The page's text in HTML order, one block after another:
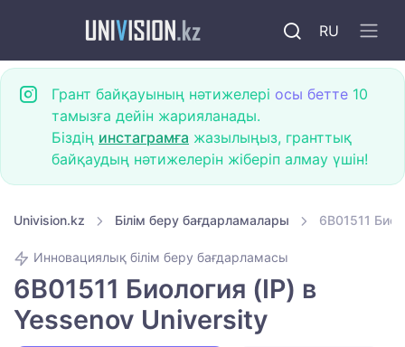
RU
Грант байқауының нәтижелері осы бетте 10
тамызға дейін жарияланады.
Біздің инстаграмға жазылыңыз, гранттық
байқаудың нәтижелерін жіберіп алмау үшін!
Univision.kz Білім беру бағдарламалары 6B01511
Инновациялық білім беру бағдарламасы
6B01511 Биология (IP) в
Yessenov University